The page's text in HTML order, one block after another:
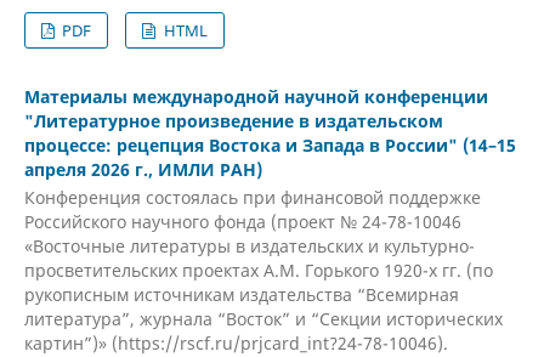
PDF
HTML
Материалы международной научной конференции
"Литературное произведение в издательском
процессе: рецепция Востока и Запада в России" (14–15
апреля 2026 г., ИМЛИ РАН)
Конференция состоялась при финансовой поддержке
Российского научного фонда (проект № 24-78-10046
«Восточные литературы в издательских и культурно-
просветительских проектах А.М. Горького 1920-х гг. (по
рукописным источникам издательства “Всемирная
литература”, журнала “Восток” и “Секции исторических
картин”)» (https://rscf.ru/prjcard_int?24-78-10046).